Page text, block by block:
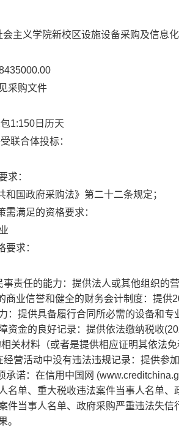
会主义学院新校区设施设备采购及信息
采购文件
1:150日历天
联合体投标：
求：
和国政府采购法》第二十二条规定；
需满足的资格要求：
要求：
事责任的能力：提供法人或其他组织的
商业信誉和健全的财务会计制度：提
：提供具备履行合同所必需的设备和
资金的良好记录：提供依法缴纳税收
关材料（或者是提供相应证明其依法
经营活动中没有违法违规记录：提供参
承诺：在信用中国网
名单、重大税收违法案件当事人名单
件当事人名单、政府采购严重违法失
。